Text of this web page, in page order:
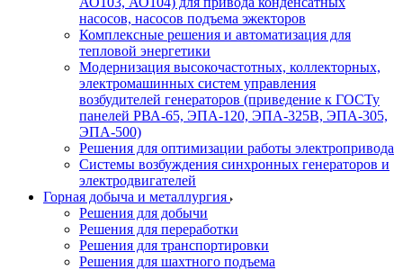
насосов, насосов подъема эжекторов
Комплексные решения и автоматизация для
тепловой энергетики
Модернизация высокочастотных, коллекторных,
электромашинных систем управления
возбудителей генераторов (приведение к ГОСТу
панелей РВА-65, ЭПА-120, ЭПА-325В, ЭПА-305,
ЭПА-500)
Решения для оптимизации работы электропривода
Системы возбуждения синхронных генераторов и
электродвигателей
Горная добыча и металлургия
Решения для добычи
Решения для переработки
Решения для транспортировки
Решения для шахтного подъема